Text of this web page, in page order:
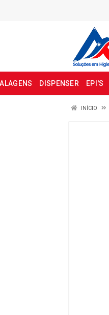
DISPENSER EPI'S
INÍCIO